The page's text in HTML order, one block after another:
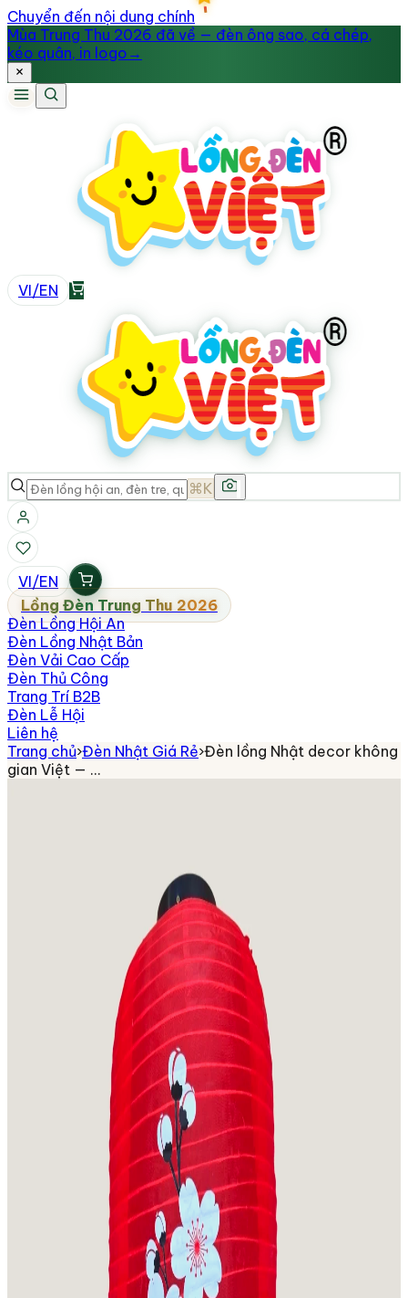
Chuyển đến nội dung chính
Mùa Trung Thu 2026 đã về — đèn ông sao, cá chép,
kéo quân, in logo →
VI/EN
⌘K
VI/EN
Lồng Đèn Trung Thu 2026
Đèn Lồng Hội An
Đèn Lồng Nhật Bản
Đèn Vải Cao Cấp
Đèn Thủ Công
Trang Trí B2B
Đèn Lễ Hội
Liên hệ
Trang chủ›Đèn Nhật Giá Rẻ›Đèn lồng Nhật decor không
gian Việt — …